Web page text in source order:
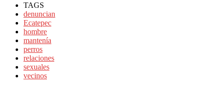
TAGS
denuncian
Ecatepec
hombre
mantenía
perros
relaciones
sexuales
vecinos